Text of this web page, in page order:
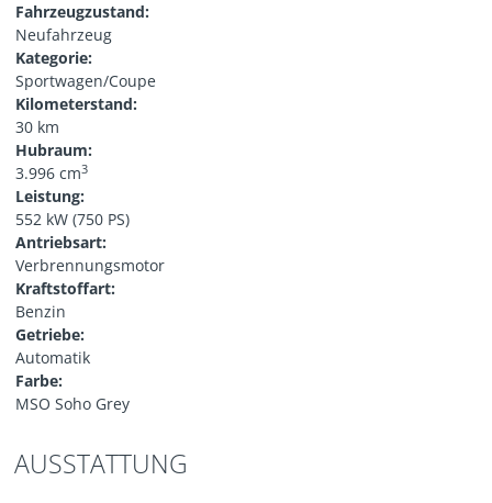
Fahrzeugzustand:
Neufahrzeug
Kategorie:
Sportwagen/Coupe
Kilometerstand:
30 km
Hubraum:
3.996 cm3
Leistung:
552 kW (750 PS)
Antriebsart:
Verbrennungsmotor
Kraftstoffart:
Benzin
Getriebe:
Automatik
Farbe:
MSO Soho Grey
AUSSTATTUNG